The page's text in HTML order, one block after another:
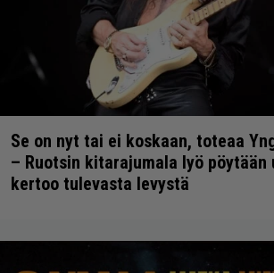
Se on nyt tai ei koskaan, toteaa
– Ruotsin kitarajumala lyö pöytään
kertoo tulevasta levystä